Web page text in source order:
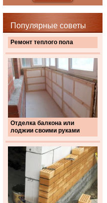
Популярные советы
Ремонт теплого пола
Отделка балкона или
лоджии своими руками